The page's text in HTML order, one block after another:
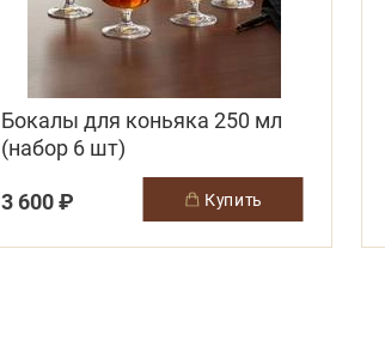
Бокалы для коньяка 250 мл
(набор 6 шт)
3 600 ₽
купить